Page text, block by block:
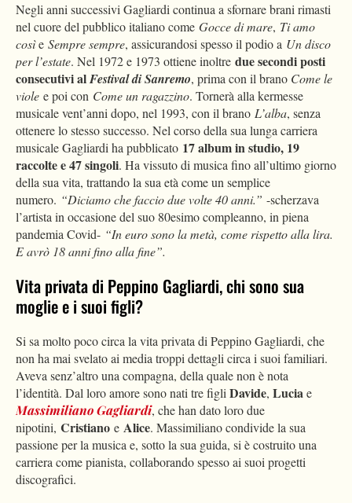
Negli anni successivi Gagliardi continua a sfornare brani rimasti
nel cuore del pubblico italiano come Gocce di mare, Ti amo
cosìe Sempre sempre, assicurandosi spesso il podio a Un disco
per l’estate. Nel 1972 e 1973 ottiene inoltre duesecondi posti
consecutivi alFestival di Sanremo, prima con il brano Come le
viole e poi con Come un ragazzino. Tornerà alla kermesse
musicale vent’anni dopo, nel 1993, con il brano L’alba, senza
ottenere lo stesso successo. Nel corso della sua lunga carriera
musicale Gagliardi ha pubblicato 17 album in studio, 19
raccolte e 47 singoli. Ha vissuto di musica fino all’ultimo giorno
della sua vita, trattando la sua età come un semplice
numero. “Diciamo che faccio due volte 40 anni.” -scherzava
l’artista in occasione del suo 80esimo compleanno, in piena
pandemia Covid- “In euro sono la metà, come rispetto alla lira.
E avrò 18 anni fino alla fine”.
Vita privata di Peppino Gagliardi, chi sono sua
moglie e i suoi figli?
Si sa molto poco circa la vita privata di Peppino Gagliardi, che
non ha mai svelato ai media troppi dettagli circa i suoi familiari.
Aveva senz’altro una compagna, della quale non è nota
l’identità. Dal loro amore sono nati tre figliDavide, Luciae
Massimiliano Gagliardi, che han dato loro due
nipotini, Cristiano e Alice. Massimiliano condivide la sua
passione per la musica e, sotto la sua guida, si è costruito una
carriera come pianista, collaborando spesso ai suoi progetti
discografici.